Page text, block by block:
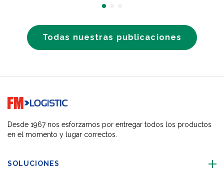
Todas nuestras publicaciones
Go to home page
Desde 1967 nos esforzamos por entregar todos los productos
en el momento y lugar correctos.
SOLUCIONES